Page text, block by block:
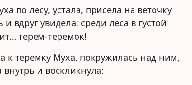
по лесу, устала, присела на веточку
и вдруг увидела: среди леса в густой
терем-теремок!
к теремку Муха, покружилась над ним,
внутрь и воскликнула: